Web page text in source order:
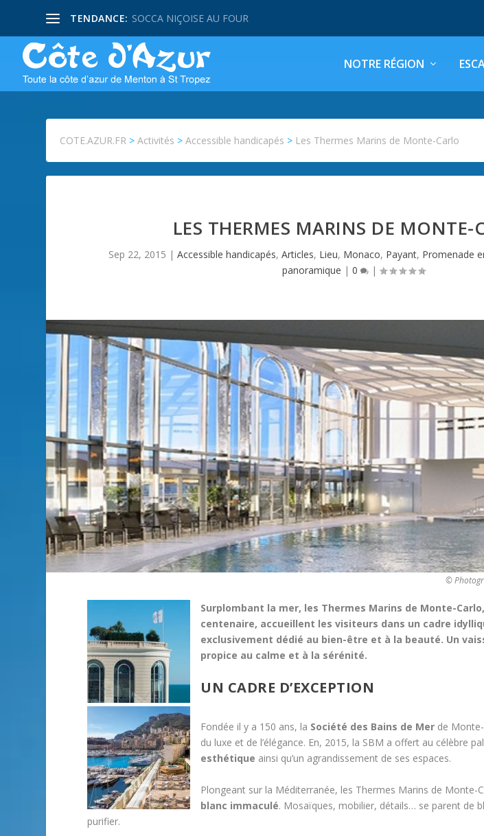
TENDANCE: SOCCA NIÇOISE AU FOUR
NOTRE RÉGION
COTE.AZUR.FR >Activités >Accessible handicapés > Les Thermes Marins de Monte-Carlo
LES THERMES MARINS DE MONTE-
Sep 22, 2015 |Accessible handicapés,Articles, Lieu, Monaco, Payant, Promenade
panoramique | 0 |
©
Surplombant la mer, les Thermes Marins de Monte-
centenaire, accueillent les visiteurs dans un cadre
exclusivement dédié au bien-être et à la beauté. Un
propice au calme et à la sérénité.
UN CADRE D’EXCEPTION
Fondée il y a 150 ans, la Société des Bains de Mer de
du luxe et de l’élégance. En, 2015, la SBM a offert au célèbre
esthétique ainsi qu’un agrandissement de ses espaces.
Plongeant sur la Méditerranée, les Thermes Marins de Monte-
blanc immaculé. Mosaïques, mobilier, détails… se parent de
purifier.